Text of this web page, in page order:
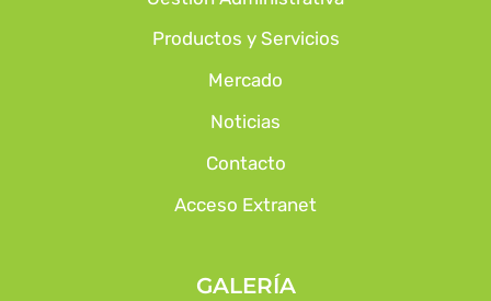
Productos y Servicios
Mercado
Noticias
Contacto
Acceso Extranet
GALERÍA